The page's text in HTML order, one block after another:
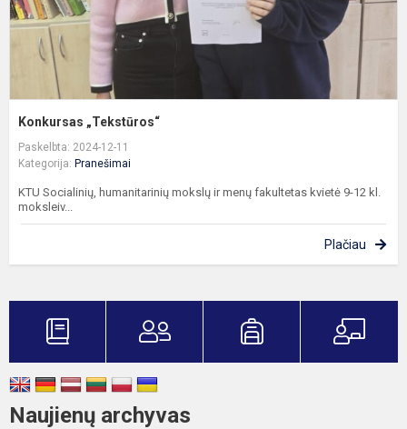
Konkursas „Tekstūros“
Paskelbta: 2024-12-11
Kategorija: Pranešimai
KTU Socialinių, humanitarinių mokslų ir menų fakultetas kvietė 9-12 kl.
moksleiv...
Plačiau
Naujienų archyvas